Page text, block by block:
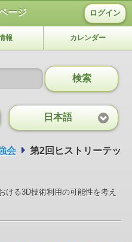
ージ ログイン
報 カレンダー
検索
日本語
会
第2回ヒストリーテッ
ける3D技術利用の可能性を考え